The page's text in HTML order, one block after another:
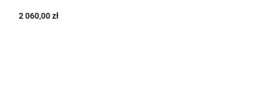
2 060,00 zł